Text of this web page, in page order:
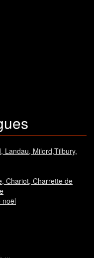
Landau, Milord,Tilbury,
Chariot, Charrette de
noël
...